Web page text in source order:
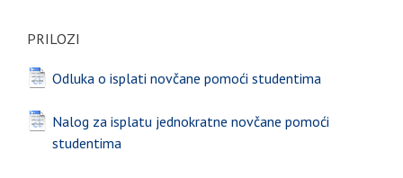
PRILOZI
Odluka o isplati novčane pomoći studentima
Nalog za isplatu jednokratne novčane pomoći
studentima